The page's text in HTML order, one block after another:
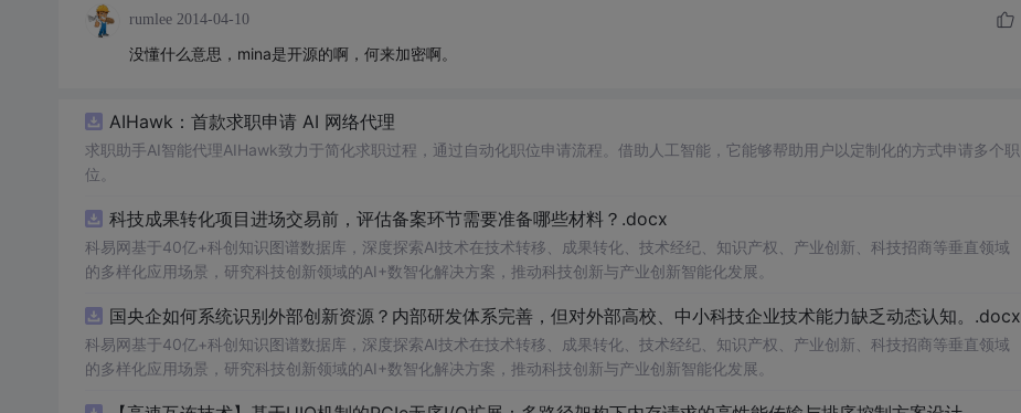
rumlee 2014-04-10
没懂什么意思，mina是开源的啊，何来加密啊。
AIHawk：首款求职申请 AI 网络代理
求职助手AI智能代理AIHawk致力于简化求职过程，通过自动化职位申请流程。借助人工智能，它能够帮助用户以定制化的方式申请多个职
位。
科技成果转化项目进场交易前，评估备案环节需要准备哪些材料？.docx
科易网基于40亿+科创知识图谱数据库，深度探索AI技术在技术转移、成果转化、技术经纪、知识产权、产业创新、科技招商等垂直领域
的多样化应用场景，研究科技创新领域的AI+数智化解决方案，推动科技创新与产业创新智能化发展。
国央企如何系统识别外部创新资源？内部研发体系完善，但对外部高校、中小科技企业技术能力缺乏动态认知。.docx
科易网基于40亿+科创知识图谱数据库，深度探索AI技术在技术转移、成果转化、技术经纪、知识产权、产业创新、科技招商等垂直领域
的多样化应用场景，研究科技创新领域的AI+数智化解决方案，推动科技创新与产业创新智能化发展。